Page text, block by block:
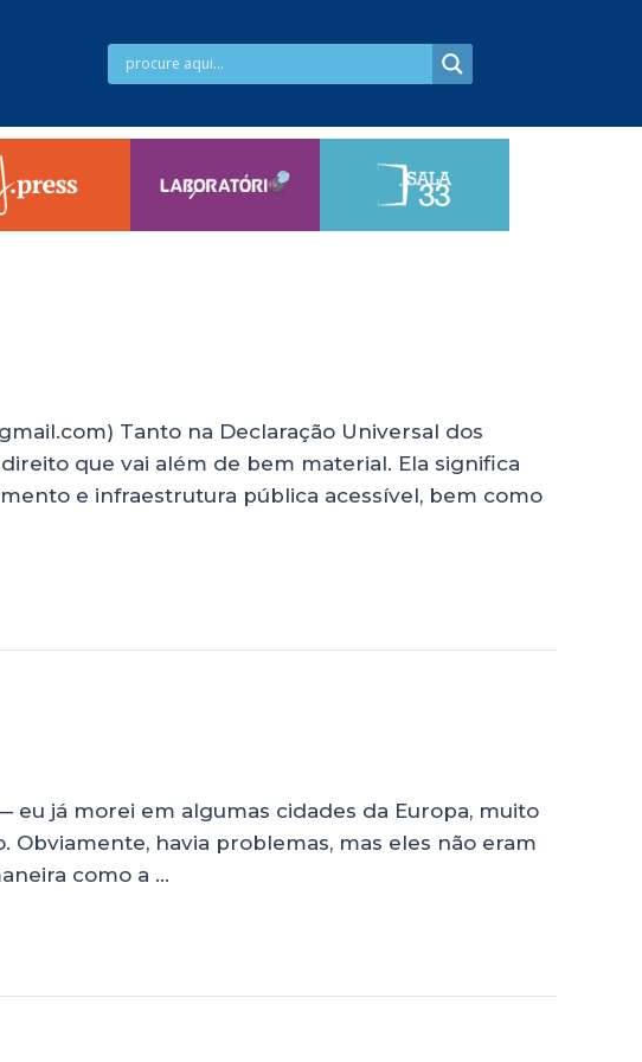
Tanto na Declaração Universal dos
que vai além de bem material. Ela significa
e infraestrutura pública acessível, bem como
eu já morei em algumas cidades da Europa, muito
havia problemas, mas eles não eram
como a …